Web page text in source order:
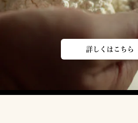
詳しくはこちら